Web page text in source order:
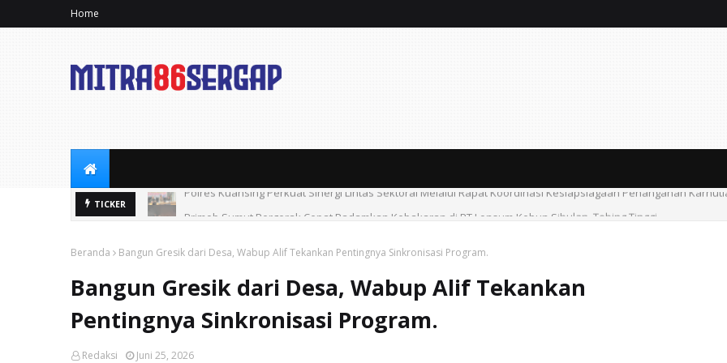
Home
TICKER Brimob Sumut Bergerak Cepat Padamkan Kebakaran di PT Lonsum Kebun Sibulan, Tebing Tinggi
Beranda Bangun Gresik dari Desa, Wabup Alif Tekankan Pentingnya Sinkronisasi Program.
Bangun Gresik dari Desa, Wabup Alif Tekankan
Pentingnya Sinkronisasi Program.
Redaksi Juni 25, 2026